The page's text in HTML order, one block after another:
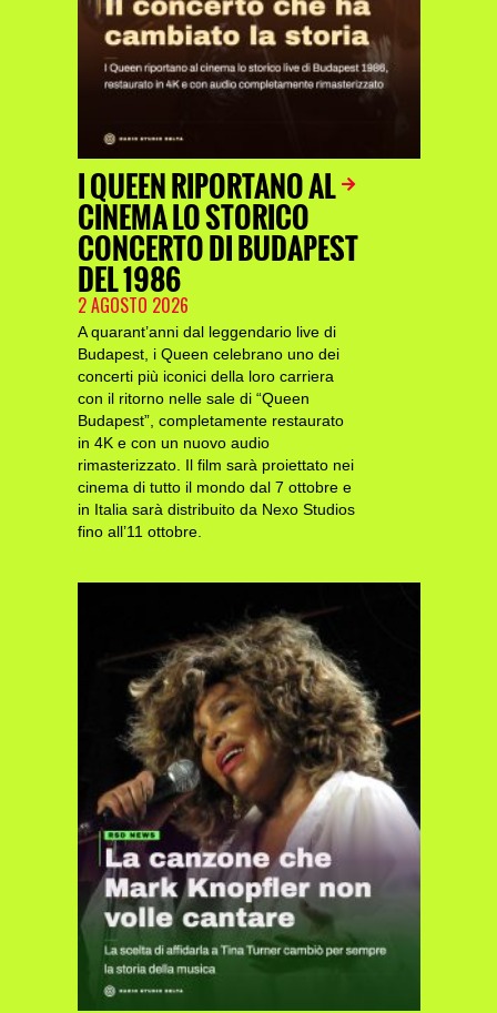
I QUEEN RIPORTANO AL
CINEMA LO STORICO
CONCERTO DI BUDAPEST
DEL 1986
2 AGOSTO 2026
A quarant’anni dal leggendario live di
Budapest, i Queen celebrano uno dei
concerti più iconici della loro carriera
con il ritorno nelle sale di “Queen
Budapest”, completamente restaurato
in 4K e con un nuovo audio
rimasterizzato. Il film sarà proiettato nei
cinema di tutto il mondo dal 7 ottobre e
in Italia sarà distribuito da Nexo Studios
fino all’11 ottobre.